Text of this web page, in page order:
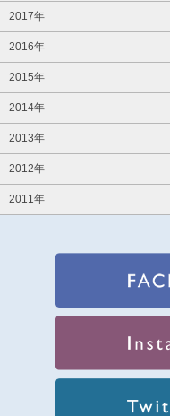
2017年
2016年
2015年
2014年
2013年
2012年
2011年